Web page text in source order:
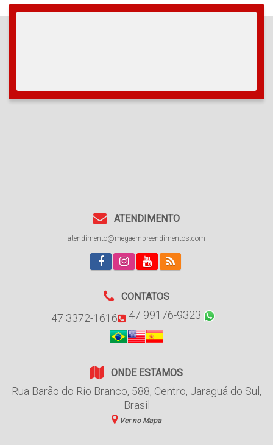
ATENDIMENTO
atendimento@megaempreendimentos.com
CONTATOS
47 3372-1616 47 99176-9323
ONDE ESTAMOS
Rua Barão do Rio Branco, 588, Centro, Jaraguá do Sul ,
Brasil
Ver no Mapa